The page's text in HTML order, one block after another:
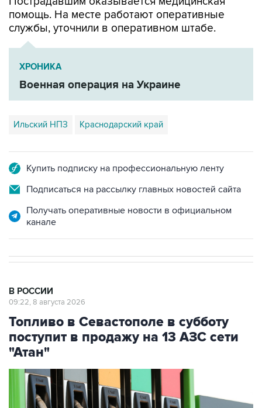
службы, уточнили в оперативном штабе.
ХРОНИКА
Военная операция на Украине
Ильский НПЗ Краснодарский край
Подписаться на рассылку главных новостей сайта
Получать оперативные новости в официальном
Топливо в Севастополе в субботу
поступит в продажу на 13 АЗС сети
"Атан"